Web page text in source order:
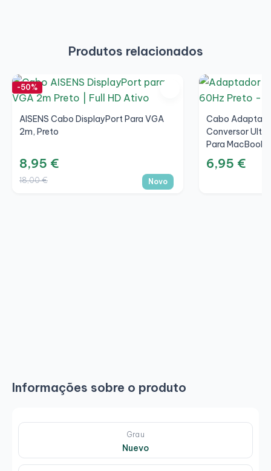
Produtos relacionados
-50%
AISENS Cabo DisplayPort Para VGA
2m, Preto
8,95 €
18,00 € Novo
Cabo
Conversor Ultra
Para MacBook,
6,95 €
Informações sobre o produto
Grau
Nuevo